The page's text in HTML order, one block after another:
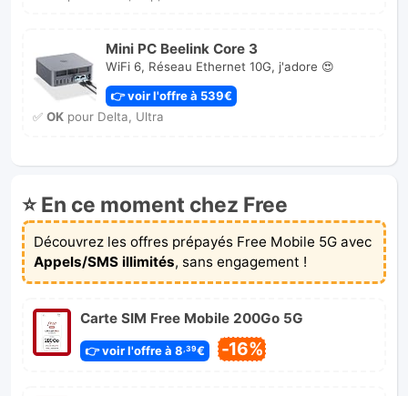
Mini PC Beelink Core 3
WiFi 6, Réseau Ethernet 10G, j'adore 😍
👉 voir l'offre à 539€
✅ OKpour Delta, Ultra
⭐ En ce moment chez Free
Découvrez les offres prépayés Free Mobile 5G avec
Appels/SMS illimités, sans engagement !
Carte SIM Free Mobile 200Go 5G
👉 voir l'offre à 8,39€ -16%